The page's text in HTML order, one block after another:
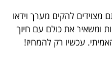
להקים מערך וידאו
ומשאיר את כולם עם חיוך
עכשיו רק להמחיז!